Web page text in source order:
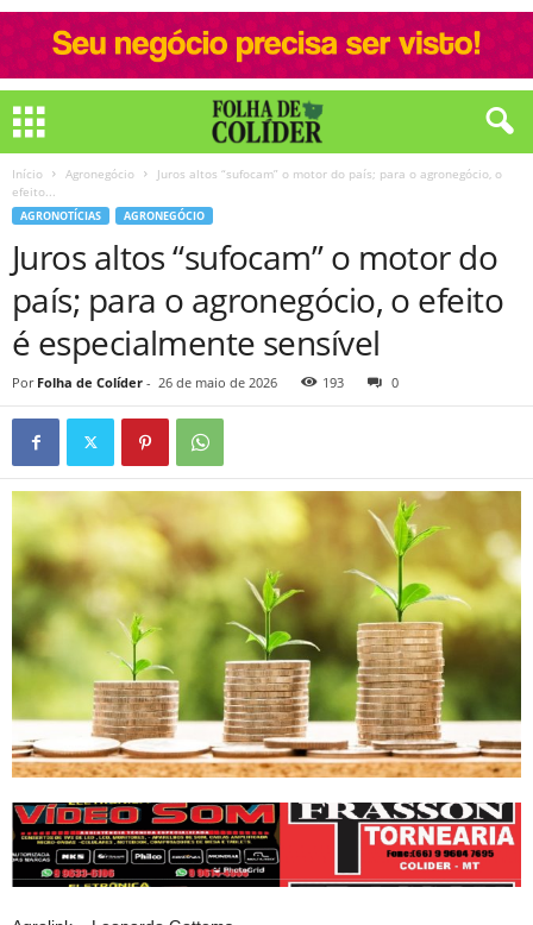
Início Agronegócio
Juros altos “sufocam” o motor do país; para o agronegócio, o
efeito...
AGRONOTÍCIAS AGRONEGÓCIO
Juros altos “sufocam” o motor do
país; para o agronegócio, o efeito
é especialmente sensível
Por Folha de Colíder - 26 de maio de 2026 193 0